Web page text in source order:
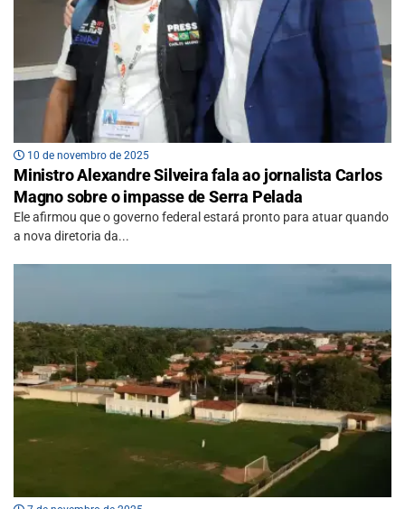
10 de novembro de 2025
Ministro Alexandre Silveira fala ao jornalista Carlos
Magno sobre o impasse de Serra Pelada
Ele afirmou que o governo federal estará pronto para atuar quando
a nova diretoria da...